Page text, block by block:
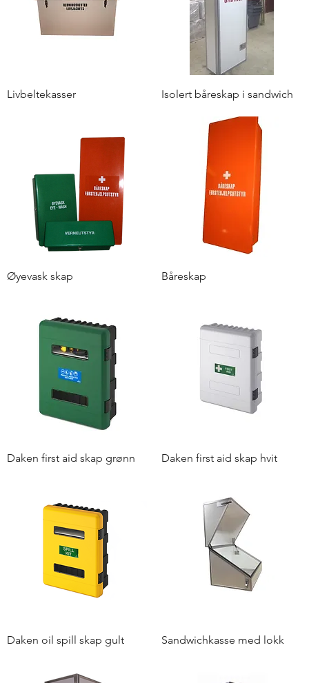
Livbeltekasser Isolert båreskap i sandwich
Øyevask skap Båreskap
Daken first aid skap grønn Daken first aid skap hvit
Daken oil spill skap gult Sandwichkasse med lokk